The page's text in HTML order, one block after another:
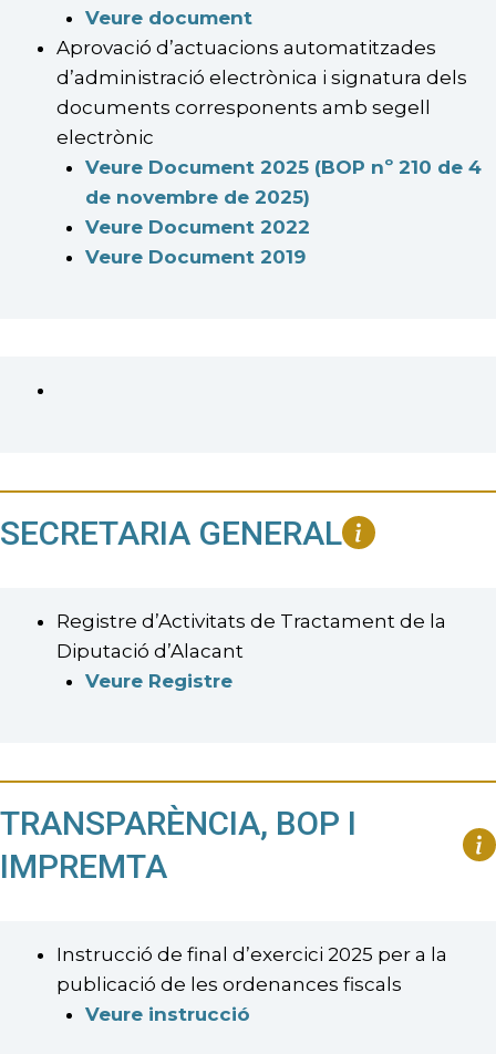
Veure document
Aprovació d’actuacions automatitzades
d’administració electrònica i signatura dels
documents corresponents amb segell
electrònic
Veure Document 2025 (BOP nº 210 de 4
de novembre de 2025)
Veure Document 2022
Veure Document 2019
SECRETARIA GENERAL
Registre d’Activitats de Tractament de la
Diputació d’Alacant
Veure Registre
TRANSPARÈNCIA, BOP I
IMPREMTA
Instrucció de final d’exercici 2025 per a la
publicació de les ordenances fiscals
Veure instrucció